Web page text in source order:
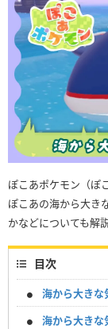
ぽこあポケモン（ぽ
ぽこあの海から大き
かなどについても解
目次
海から大きな
海から大きな